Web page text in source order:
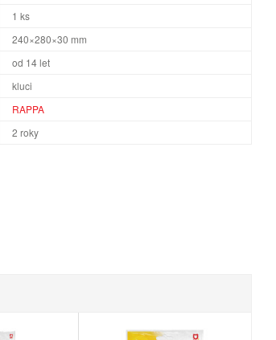
1 ks
240×280×30 mm
od 14 let
kluci
RAPPA
2 roky